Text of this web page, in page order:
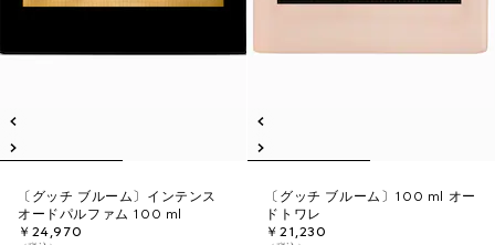
〔グッチ ブルーム〕インテンス
オードパルファム 100 ml
￥24,970
〔グッチ ブルーム〕100 ml オー
ドトワレ
￥21,230